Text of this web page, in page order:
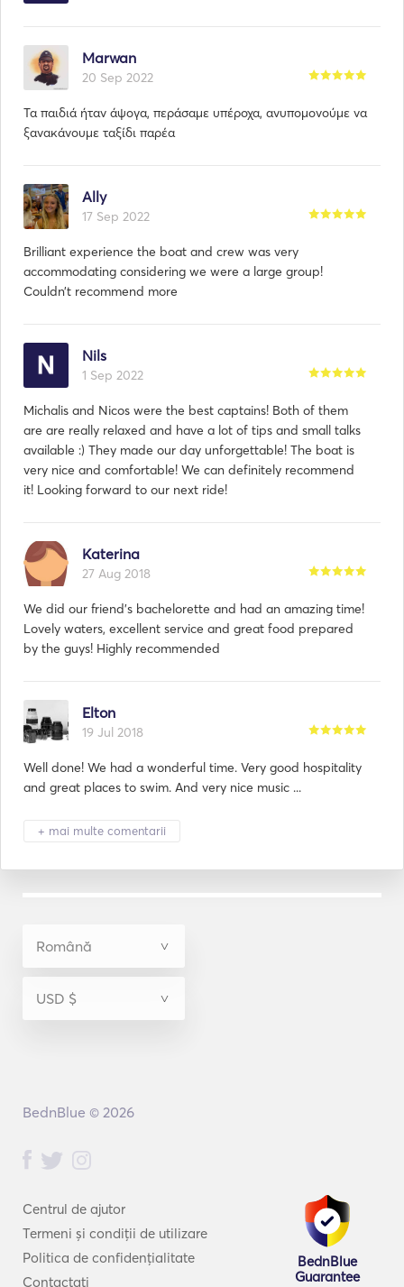
Marwan
20 Sep 2022
Τα παιδιά ήταν άψογα, περάσαμε υπέροχα, ανυπομονούμε να
ξανακάνουμε ταξίδι παρέα
Ally
17 Sep 2022
Brilliant experience the boat and crew was very
accommodating considering we were a large group!
Couldn’t recommend more
Nils
1 Sep 2022
Michalis and Nicos were the best captains! Both of them
are are really relaxed and have a lot of tips and small talks
available :) They made our day unforgettable! The boat is
very nice and comfortable! We can definitely recommend
it! Looking forward to our next ride!
Katerina
27 Aug 2018
We did our friend's bachelorette and had an amazing time!
Lovely waters, excellent service and great food prepared
by the guys! Highly recommended
Elton
19 Jul 2018
Well done! We had a wonderful time. Very good hospitality
and great places to swim. And very nice music ...
+ mai multe comentarii
Centrul de ajutor
Termeni și condiții de utilizare
Politica de confidențialitate
Contactați
BednBlue
Guarantee
BednBlue © 2026